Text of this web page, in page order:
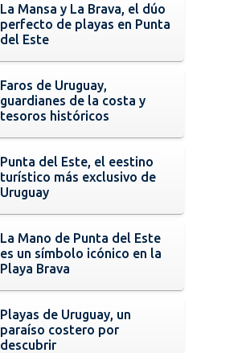
La Mansa y La Brava, el dúo
perfecto de playas en Punta
del Este
Faros de Uruguay,
guardianes de la costa y
tesoros históricos
Punta del Este, el eestino
turístico más exclusivo de
Uruguay
La Mano de Punta del Este
es un símbolo icónico en la
Playa Brava
Playas de Uruguay, un
paraíso costero por
descubrir